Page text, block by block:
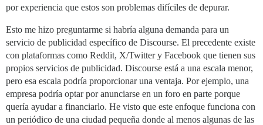
por experiencia que estos son problemas difíciles de depurar.
Esto me hizo preguntarme si habría alguna demanda para un
servicio de publicidad específico de Discourse. El precedente existe
con plataformas como Reddit, X/Twitter y Facebook que tienen sus
propios servicios de publicidad. Discourse está a una escala menor,
pero esa escala podría proporcionar una ventaja. Por ejemplo, una
empresa podría optar por anunciarse en un foro en parte porque
quería ayudar a financiarlo. He visto que este enfoque funciona con
un periódico de una ciudad pequeña donde al menos algunas de las